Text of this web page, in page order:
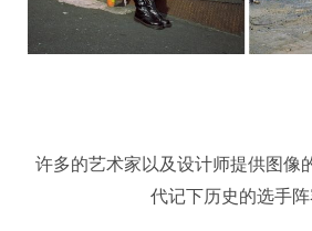
许多的艺术家以及设计师提供图像
代记下历史的选手阵